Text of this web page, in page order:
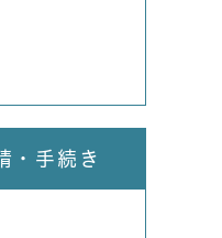
・手続き